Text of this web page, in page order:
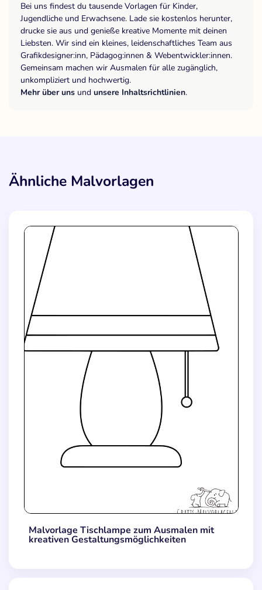
Bei uns findest du tausende Vorlagen für Kinder,
Jugendliche und Erwachsene. Lade sie kostenlos herunter,
drucke sie aus und genieße kreative Momente mit deinen
Liebsten. Wir sind ein kleines, leidenschaftliches Team aus
Grafikdesigner:inn, Pädagog:innen & Webentwickler:innen.
Gemeinsam machen wir Ausmalen für alle zugänglich,
unkompliziert und hochwertig.
Mehr über uns und unsere Inhaltsrichtlinien.
Ähnliche Malvorlagen
Malvorlage Tischlampe zum Ausmalen mit
kreativen Gestaltungsmöglichkeiten